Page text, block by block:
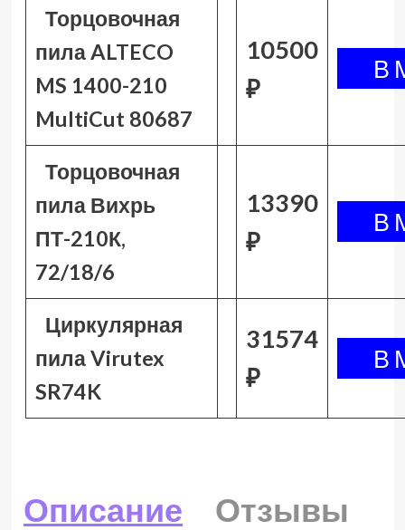
Торцовочная
пила ALTECO
MS 1400-210
MultiCut 80687
10500
₽
Торцовочная
пила Вихрь
ПТ-210К,
72/18/6
13390
₽
Циркулярная
пила Virutex
SR74K
31574
₽
Описание
Отзывы